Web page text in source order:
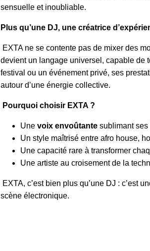
sensuelle et inoubliable.
Plus qu’une DJ, une créatrice
EXTA ne se contente pas de mixer des
devient un langage universel, capable de
festival ou un événement privé, ses
autour d’une énergie collective.
Pourquoi choisir EXTA ?
Une voix envoûtante sublimant ses
Un style maîtrisé entre afro house,
Une capacité rare à transformer
Une artiste au croisement de la
EXTA, c’est bien plus qu’une DJ : c’est
scène électronique.